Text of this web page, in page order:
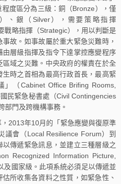
度區分為三級：銅（Bronze），僅
、銀（Silver），需要策略指揮
戰略指揮（Strategic），用以判斷是
故。如事故屬於重大緊急災難時，
層級指揮及指令下達掌控應變程序
域之災難。中央政府的權責在於全
時之首相為最高行政首長，最高緊
（Cabinet Office Brifing Rooms,
民緊急秘書處（Civil Contingencies
部門及跨機構事務。
年10月的「緊急應變與復原準
議會（Local Resilience Forum）到
傳遞緊急訊息，並建立三種層級之
Recognized Information Picture,
及國家級。此項系統必須足以傳遞並
所收集各資料之性質，如緊急性、